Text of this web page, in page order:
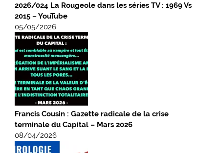
2026/024 La Rougeole dans les séries TV : 1969 Vs
2015 – YouTube
05/05/2026
Francis Cousin : Gazette radicale de la crise
terminale du Capital – Mars 2026
08/04/2026